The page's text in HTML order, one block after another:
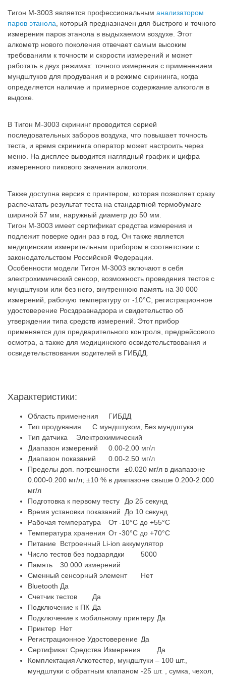
Тигон M-3003 является профессиональным анализатором
паров этанола , который предназначен для быстрого и точного
измерения паров этанола в выдыхаемом воздухе. Этот
алкометр нового поколения отвечает самым высоким
требованиям к точности и скорости измерений и может
работать в двух режимах: точного измерения с применением
мундштуков для продувания и в режиме скрининга, когда
определяется наличие и примерное содержание алкоголя в
выдохе.
В Тигон M-3003 скрининг проводится серией
последовательных заборов воздуха, что повышает точность
теста, и время скрининга оператор может настроить через
меню. На дисплее выводится наглядный график и цифра
измеренного пикового значения алкоголя.
Также доступна версия с принтером, которая позволяет сразу
распечатать результат теста на стандартной термобумаге
шириной 57 мм, наружный диаметр до 50 мм.
Тигон M-3003 имеет сертификат средства измерения и
подлежит поверке один раз в год. Он также является
медицинским измерительным прибором в соответствии с
законодательством Российской Федерации.
Особенности модели Тигон М-3003 включают в себя
электрохимический сенсор, возможность проведения тестов с
мундштуком или без него, внутреннюю память на 30 000
измерений, рабочую температуру от -10°C, регистрационное
удостоверение Росздравнадзора и свидетельство об
утверждении типа средств измерений. Этот прибор
применяется для предварительного контроля, предрейсового
осмотра, а также для медицинского освидетельствования и
освидетельствования водителей в ГИБДД.
Характеристики:
Область применения
ГИБДД
Тип продувания
С мундштуком, Без мундштука
Тип датчика
Электрохимический
Диапазон измерений
0.00-2.00 мг/л
Диапазон показаний
0.00-2.50 мг/л
Пределы доп. погрешности
±0.020 мг/л в диапазоне
0.000-0.200 мг/л; ±10 % в диапазоне свыше 0.200-2.000
мг/л
Подготовка к первому тесту
До 25 секунд
Время установки показаний
До 10 секунд
Рабочая температура
От -10°С до +55°С
Температура хранения От -30°С до +70°С
Питание
Встроенный Li-ion аккумулятор
Число тестов без подзарядки
5000
Память
30 000 измерений
Сменный сенсорный элемент
Нет
Bluetooth Да
Счетчик тестов
Да
Подключение к ПК Да
Подключение к мобильному принтеру Да
Принтер Нет
Регистрационное Удостоверение Да
Сертификат Средства Измерения
Да
КомплектацияАлкотестер, мундштуки – 100 шт.,
мундштуки с обратным клапаном -25 шт. , сумка, чехол,